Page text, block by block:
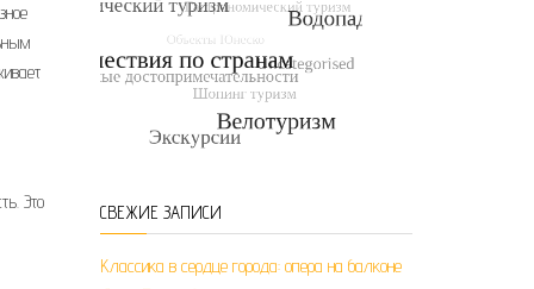
Это
СВЕЖИЕ ЗАПИСИ
Классика в сердце города: опера на балконе